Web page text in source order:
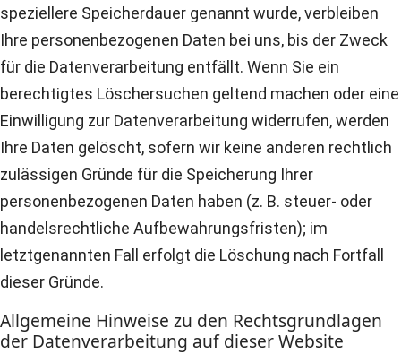
speziellere Speicherdauer genannt wurde, verbleiben
Ihre personenbezogenen Daten bei uns, bis der Zweck
für die Datenverarbeitung entfällt. Wenn Sie ein
berechtigtes Löschersuchen geltend machen oder eine
Einwilligung zur Datenverarbeitung widerrufen, werden
Ihre Daten gelöscht, sofern wir keine anderen rechtlich
zulässigen Gründe für die Speicherung Ihrer
personenbezogenen Daten haben (z. B. steuer- oder
handelsrechtliche Aufbewahrungsfristen); im
letztgenannten Fall erfolgt die Löschung nach Fortfall
dieser Gründe.
Allgemeine Hinweise zu den Rechtsgrundlagen
der Datenverarbeitung auf dieser Website